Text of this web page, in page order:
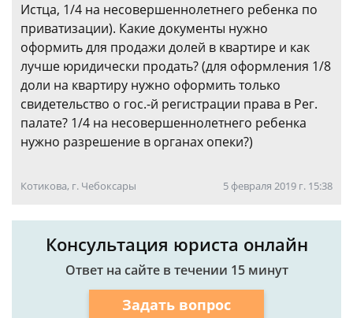
Истца, 1/4 на несовершеннолетнего ребенка по
приватизации). Какие документы нужно
оформить для продажи долей в квартире и как
лучше юридически продать? (для оформления 1/8
доли на квартиру нужно оформить только
свидетельство о гос.-й регистрации права в Рег.
палате? 1/4 на несовершеннолетнего ребенка
нужно разрешение в органах опеки?)
Котикова, г. Чебоксары 5 февраля 2019 г. 15:38
Консультация юриста онлайн
Ответ на сайте в течении 15 минут
Задать вопрос